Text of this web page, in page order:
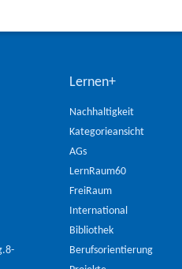
Lernen+
Nachhaltigkeit
Kategorieansicht
AGs
LernRaum60
FreiRaum
International
Bibliothek
Berufsorientierung